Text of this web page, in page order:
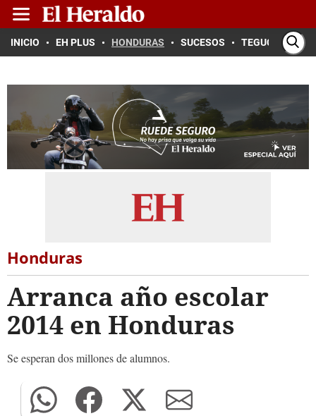
INICIO EH PLUS HONDURAS SUCESOS TEGUCIGALPA
Honduras
Arranca año escolar
2014 en Honduras
Se esperan dos millones de alumnos.